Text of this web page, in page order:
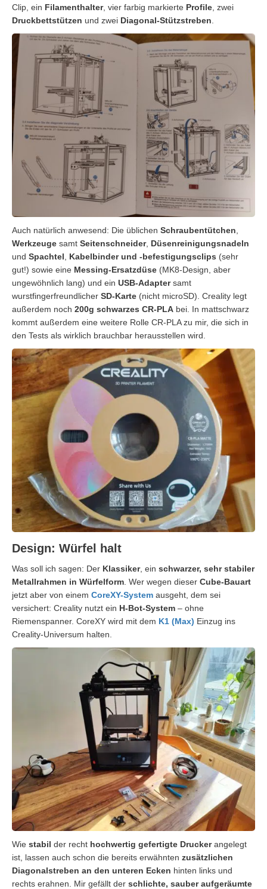
Clip, ein Filamenthalter, vier farbig markierte Profile , zwei
Druckbettstützen und zwei Diagonal-Stützstreben
Auch natürlich anwesend: Die üblichen Schraubentütchen
Werkzeuge samt Seitenschneider, Düsenreinigungsnadeln
und Spachtel Kabelbinder und -befestigungsclips (sehr
gut!) sowie eine Messing-Ersatzdüse (MK8-Design, aber
ungewöhnlich lang) und ein USB-Adaptersamt
wurstfingerfreundlicher SD-Karte (nicht microSD). Creality legt
außerdem noch 200g schwarzes CR-PLA bei. In mattschwarz
kommt außerdem eine weitere Rolle CR-PLA zu mir, die sich in
den Tests als wirklich brauchbar herausstellen wird.
Design: Würfel halt
Was soll ich sagen: Der Klassiker, ein schwarzer, sehr stabiler
Metallrahmen in Würfelform . Wer wegen dieser Cube-Bauart
jetzt aber von einem CoreXY-System ausgeht, dem sei
versichert: Creality nutzt ein H-Bot-System – ohne
Riemenspanner. CoreXY wird mit dem K1 (Max) Einzug ins
Creality-Universum halten.
Wie stabil der recht hochwertig gefertigte Druckerangelegt
ist, lassen auch schon die bereits erwähnten zusätzlichen
Diagonalstreben an den unteren Ecken hinten links und
rechts erahnen. Mir gefällt der schlichte, sauber aufgeräumte